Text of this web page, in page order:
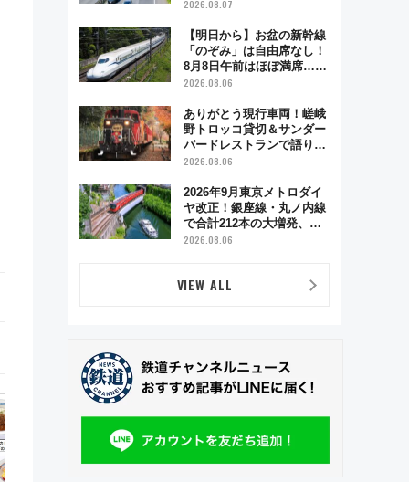
2026.08.07
【明日から】お盆の新幹線
「のぞみ」は自由席なし！
8月8日午前はほぼ満席…で
も数時間ズラせば空きが見
「空席」探しのコツ
2026.08.06
ありがとう現行車両！嵯峨
野トロッコ貸切＆サンダー
バードレストランで語り合
う秋の京都 斉藤雪乃＆福
日「京都の鉄道満喫ツア
ー」開催
2026.08.06
2026年9月東京メトロダイ
ヤ改正！銀座線・丸ノ内線
で合計212本の大増発、混
雑緩和に期待
2026.08.06
VIEW ALL